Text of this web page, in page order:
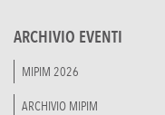
ARCHIVIO EVENTI
MIPIM 2026
ARCHIVIO MIPIM